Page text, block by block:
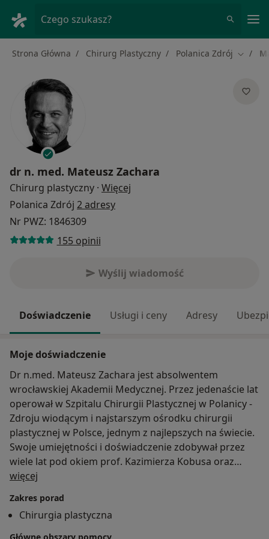
Czego szukasz?
Strona Główna Chirurg Plastyczny Polanica Zdrój Zmień
dr n. med. Mateusz Zachara
Chirurg plastyczny · Więcej
Polanica Zdrój 2 adresy
Nr PWZ: 1846309
155 opinii
Wyślij wiadomość
Doświadczenie Usługi i ceny Adresy
Moje doświadczenie
Dr n.med. Mateusz Zachara jest absolwentem
wrocławskiej Akademii Medycznej. Przez jedenaście lat
operował w Szpitalu Chirurgii Plastycznej w Polanicy -
Zdroju wiodącym i najstarszym ośrodku chirurgii
plastycznej w Polsce, jednym z najlepszych na świecie.
Swoje umiejętności i doświadczenie zdobywał przez
wiele lat pod okiem prof. Kazimierza Kobusa oraz
innych wybitnych polskich i światowych chirurgów
operacyjnych. W 2010 roku obronił tytuł doktora nauk
medycznych. Przebyte kursy i staże indywidualne w
prestiżowych ośrodkach chirurgii plastycznej w kraju i
więcej
Zakres porad
Chirurgia plastyczna